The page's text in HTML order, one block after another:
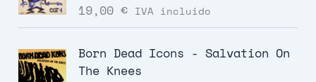
19,00€ IVA incluido
Born Dead Icons - Salvation On
The Knees